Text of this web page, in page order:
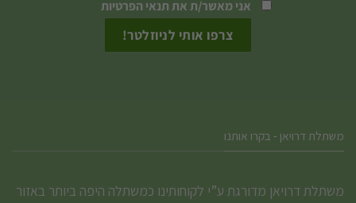
אני מאשר/ת אתתנאי הפרטיות
משתלת דרויאן - בקרו אותנו
משתלת דרויאן מדורגת ע”י לקוחותינו כמשתלה היפה ביותר באזור